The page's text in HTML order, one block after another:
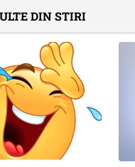
DIN STIRI